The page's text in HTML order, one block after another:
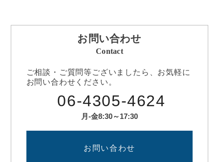
お問い合わせ
Contact
ご相談・ご質問等ございましたら、お気軽に
お問い合わせください。
06-4305-4624
月-金8:30～17:30
お問い合わせ